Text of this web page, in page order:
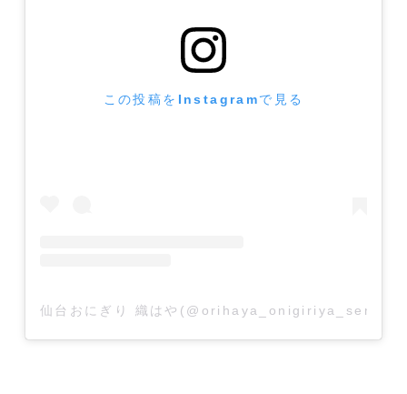
この投稿をInstagramで見る
仙台おにぎり 織はや(@orihaya_onigiriya_sendai)